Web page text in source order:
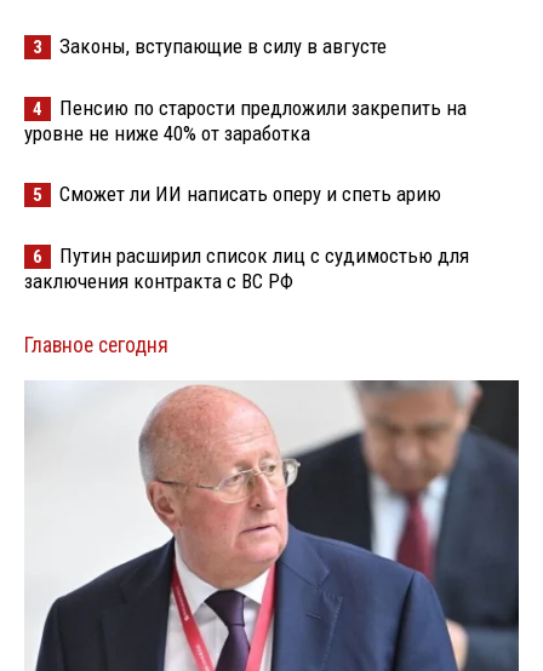
3 Законы, вступающие в силу в августе
4
Пенсию по старости предложили закрепить на
уровне не ниже 40% от заработка
5 Сможет ли ИИ написать оперу и спеть арию
6
Путин расширил список лиц с судимостью для
заключения контракта с ВС РФ
Главное сегодня